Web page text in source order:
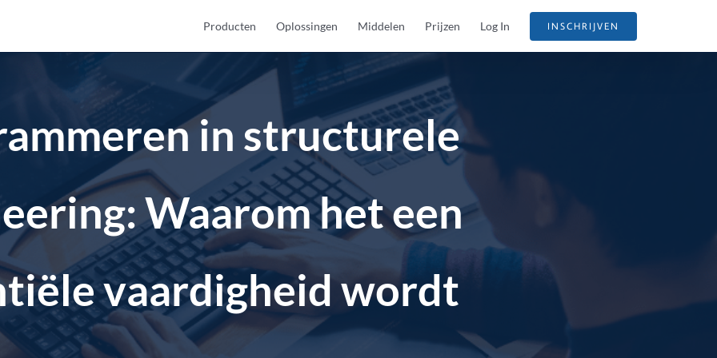
Producten Oplossingen Middelen Prijzen Log In INSCHRIJVEN
in structurele
Waarom het een
vaardigheid wordt